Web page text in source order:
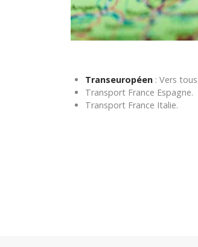
Transeuropéen : Vers
Transport France Espagne.
Transport France Italie.